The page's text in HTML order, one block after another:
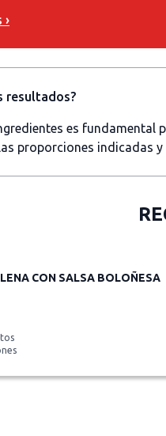
›
resultados?
es fundamental
proporciones indicadas
CON SALSA BOLOÑESA